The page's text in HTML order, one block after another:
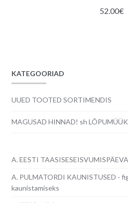
52.00€
KATEGOORIAD
UUED TOOTED SORTIMENDIS
MAGUSAD HINNAD! sh LÕPUMÜÜK
A. EESTI
A. PULMATORDI KAUNISTUSED -
kaunistamiseks